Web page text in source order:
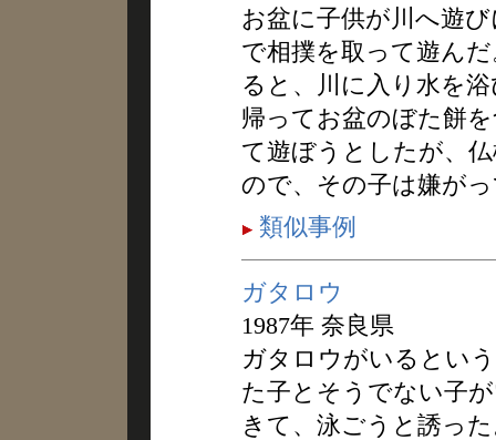
お盆に子供が川へ遊
で相撲を取って遊ん
ると、川に入り水を
帰ってお盆のぼた餅
て遊ぼうとしたが、
ので、その子は嫌が
類似事例
ガタロウ
1987年 奈良県
ガタロウがいるとい
た子とそうでない子
きて、泳ごうと誘っ